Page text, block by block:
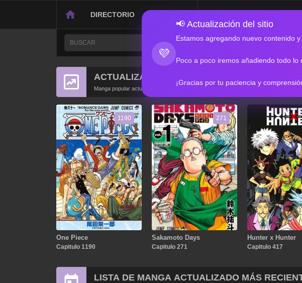
DIRECTORIO
💜
📢 Actualización del sitio
Estamos agregando nuevo contenido
Poco a poco iremos añadiendo todo lo
¡Gracias por tu paciencia y
ACTUALIZACIONES POPULARES
Manga popular actualizado recientemente
1190
One Piece
Capitulo 1190
271
Sakamoto Days
Capitulo 271
Hunter x Hunter
Capitulo 417
LISTA DE MANGA ACTUALIZADO MÁS